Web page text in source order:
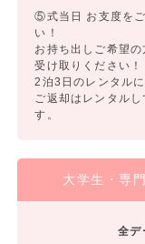
⑤式当日 お支度を
い！
お持ち出しご希望
受け取りください！
2泊3日のレンタルに
ご返却はレンタル
す。
大学生・専
全デ